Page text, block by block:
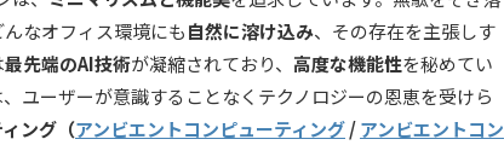
なオフィス環境にも自然に溶け込み、その存在を主張しす
最先端のAI技術が凝縮されており、 高度な機能性を秘めてい
、ユーザーが意識することなくテクノロジーの恩恵を受けら
ング（アンビエントコンピューティング/アンビエントコン